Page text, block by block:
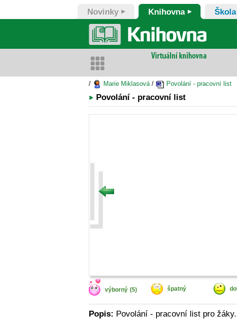
Novinky Knihovna Škola
/ Marie Miklasová/ Povolání - pracovní list
Povolání - pracovní list
výborný (5) špatný
Popis: Povolání - pracovní list pro žáky.